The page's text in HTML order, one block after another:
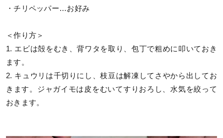
・チリペッパー…お好み
＜作り方＞
1. エビは殻をむき、背ワタを取り、包丁で粗めに叩いておき
ます。
2. キュウリは千切りにし、枝豆は解凍してさやから出してお
きます。ジャガイモは皮をむいてすりおろし、水気を絞って
おきます。